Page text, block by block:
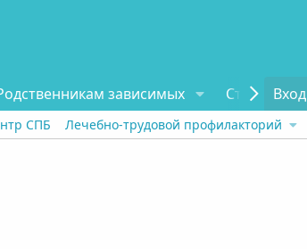
зависимых СтатьиВход
СПБ Лечебно-трудовой профилакторий